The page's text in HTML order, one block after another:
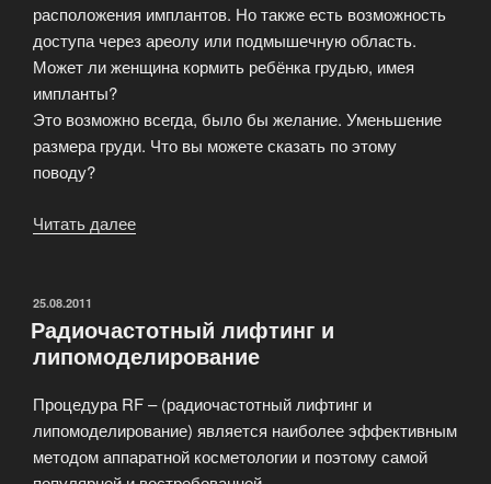
расположения имплантов. Но также есть возможность
доступа через ареолу или подмышечную область.
Может ли женщина кормить ребёнка грудью, имея
импланты?
Это возможно всегда, было бы желание. Уменьшение
размера груди. Что вы можете сказать по этому
поводу?
Читать далее
и
ответах!»
ОПУБЛИКОВАНО
25.08.2011
Радиочастотный лифтинг и
липомоделирование
Процедура RF – (радиочастотный лифтинг и
липомоделирование) является наиболее эффективным
методом аппаратной косметологии и поэтому самой